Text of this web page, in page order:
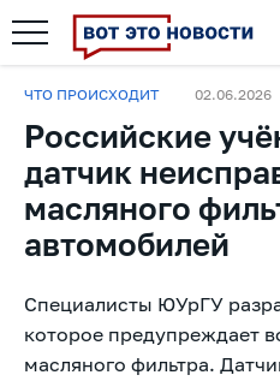
ЧТО ПРОИСХОДИТ 02.06.2026
Российские
датчик
масляного
автомобилей
Специалисты ЮУрГУ
которое предупреждает
масляного фильтра.